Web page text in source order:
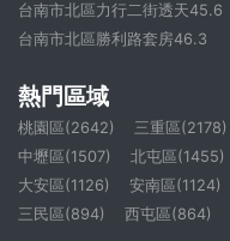
台南市北區力行二街透天45.6
台南市北區勝利路套房46.3
熱門區域
桃園區(2642) 三重區(2178)
中壢區(1507)
北屯區(1455)
大安區(1126)
安南區(1124)
三民區(894)
西屯區(864)